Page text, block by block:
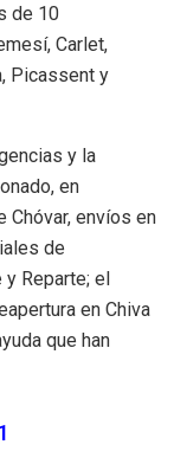
de 10
Carlet,
Picassent y
y la
en
Chóvar, envíos en
de
y Reparte; el
en Chiva
que han